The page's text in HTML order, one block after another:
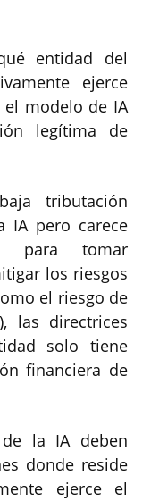
entidad del
ejerce
el modelo de IA
legítima de
tributación
IA pero carece
para tomar
los riesgos
el riesgo de
las directrices
solo tiene
financiera de
la IA deben
donde reside
ejerce el